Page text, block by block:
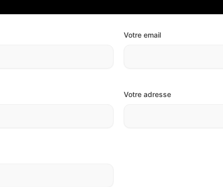
Votre email
Votre adresse